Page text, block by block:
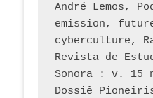
André Lemos,
emission,
cyberculture,
Revista de
Sonora : v. 15
Dossiê